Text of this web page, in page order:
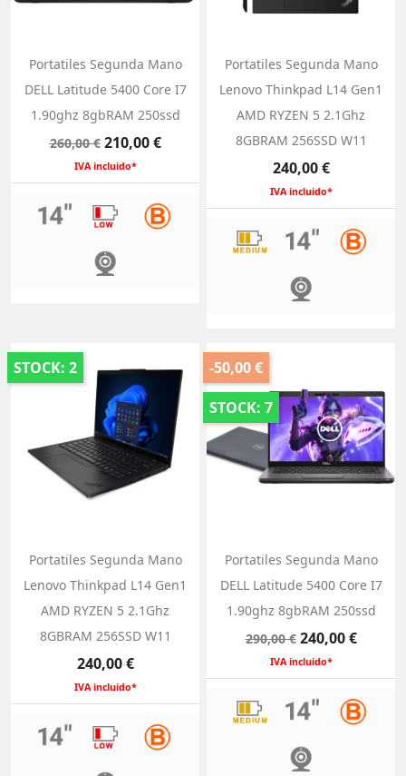
Portatiles Segunda Mano
DELL Latitude 5400 Core I7
1.90ghz 8gbRAM 250ssd
Precio
base
260,00 € Precio
210,00 €
IVA incluido*
Portatiles Segunda Mano
Lenovo Thinkpad L14 Gen1
AMD RYZEN 5 2.1Ghz
8GBRAM 256SSD W11
Precio
240,00 €
IVA incluido*
STOCK: 2
Portatiles Segunda Mano
Lenovo Thinkpad L14 Gen1
AMD RYZEN 5 2.1Ghz
8GBRAM 256SSD W11
Precio
240,00 €
IVA incluido*
-50,00 €
STOCK: 7
Portatiles Segunda Mano
DELL Latitude 5400 Core I7
1.90ghz 8gbRAM 250ssd
Precio
base
290,00 € Precio
240,00 €
IVA incluido*